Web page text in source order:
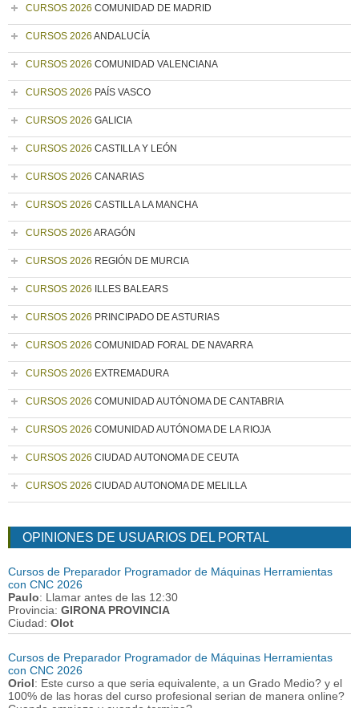
CURSOS 2026 COMUNIDAD DE MADRID
CURSOS 2026 ANDALUCÍA
CURSOS 2026 COMUNIDAD VALENCIANA
CURSOS 2026 PAÍS VASCO
CURSOS 2026 GALICIA
CURSOS 2026 CASTILLA Y LEÓN
CURSOS 2026 CANARIAS
CURSOS 2026 CASTILLA LA MANCHA
CURSOS 2026 ARAGÓN
CURSOS 2026 REGIÓN DE MURCIA
CURSOS 2026 ILLES BALEARS
CURSOS 2026 PRINCIPADO DE ASTURIAS
CURSOS 2026 COMUNIDAD FORAL DE NAVARRA
CURSOS 2026 EXTREMADURA
CURSOS 2026 COMUNIDAD AUTÓNOMA DE CANTABRIA
CURSOS 2026 COMUNIDAD AUTÓNOMA DE LA RIOJA
CURSOS 2026 CIUDAD AUTONOMA DE CEUTA
CURSOS 2026 CIUDAD AUTONOMA DE MELILLA
OPINIONES DE USUARIOS DEL PORTAL
Cursos de Preparador Programador de Máquinas Herramientas
con CNC 2026
Paulo: Llamar antes de las 12:30
Provincia: GIRONA PROVINCIA
Ciudad: Olot
Cursos de Preparador Programador de Máquinas Herramientas
con CNC 2026
Oriol: Este curso a que seria equivalente, a un Grado Medio? y el
100% de las horas del curso profesional serian de manera online?